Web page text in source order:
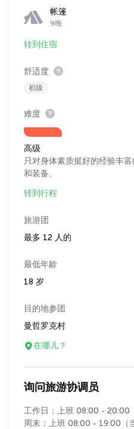
帐篷
9晚
转到住宿
舒适度
初级
难度
高级
只对身体素质挺好的经验丰
和装备。
转到行程
旅游团
最多 12 人的
最低年龄
18 岁
目的地参团
曼哲罗克村
在哪儿？
询问旅游协调员
工作日：上班 08:00 - 20:00
周末：上班 08:00 - 19:00（